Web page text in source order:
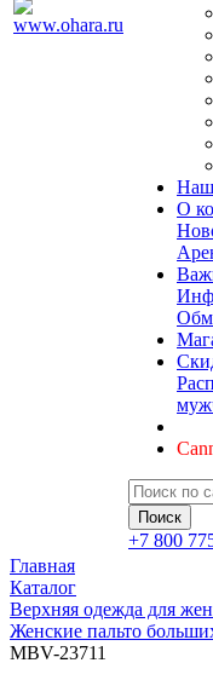
О
+7 800
Главная
Каталог
Верхняя одежда для
Женские пальто
MBV-23711